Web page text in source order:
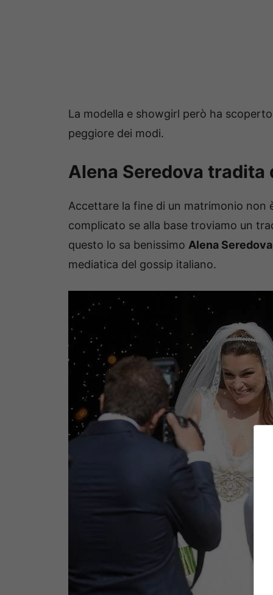
La modella e showgirl però ha
peggiore dei modi.
Alena Seredova tradita
Accettare la fine di un matrimonio non
complicato se alla base troviamo un
questo lo sa benissimo Alena Seredova
mediatica del gossip italiano.